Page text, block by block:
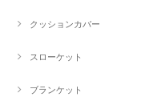
クッションカバー
スローケット
ブランケット